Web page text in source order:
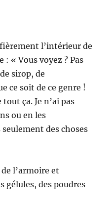
l’intérieur de
« Vous voyez ? Pas
sirop, de
ce soit de ce genre !
tout ça. Je n’ai pas
ou en les
des choses
l’armoire et
gélules, des poudres